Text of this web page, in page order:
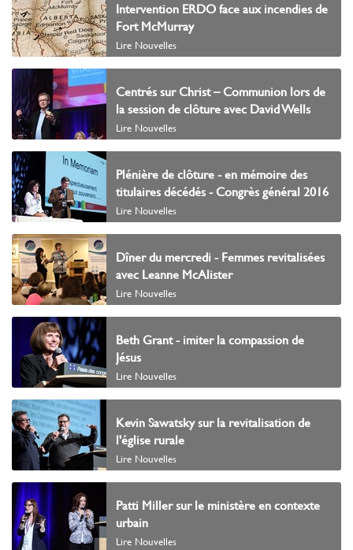
Intervention ERDO face aux incendies de
Fort McMurray
Lire Nouvelles
Centrés sur Christ – Communion lors de
la session de clôture avec David Wells
Lire Nouvelles
Plénière de clôture - en mémoire des
titulaires décédés - Congrès général 2016
Lire Nouvelles
Dîner du mercredi - Femmes revitalisées
avec Leanne McAlister
Lire Nouvelles
Beth Grant - imiter la compassion de
Jésus
Lire Nouvelles
Kevin Sawatsky sur la revitalisation de
l'église rurale
Lire Nouvelles
Patti Miller sur le ministère en contexte
urbain
Lire Nouvelles